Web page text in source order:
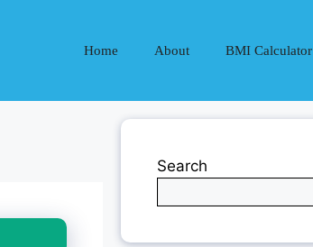
Home About BMI Calculator
Search